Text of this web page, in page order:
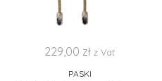
229,00 zł z Vat
PASKI